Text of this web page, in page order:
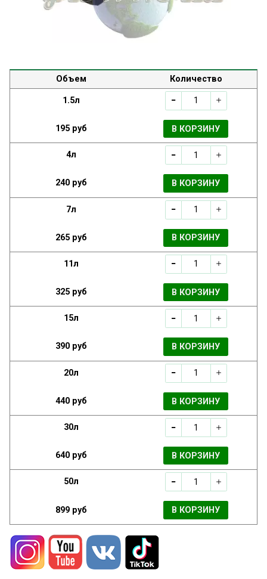
Объем Количество
1.5л
195 руб В КОРЗИНУ
4л
240 руб В КОРЗИНУ
7л
265 руб В КОРЗИНУ
11л
325 руб В КОРЗИНУ
15л
390 руб В КОРЗИНУ
20л
440 руб В КОРЗИНУ
30л
640 руб В КОРЗИНУ
50л
899 руб В КОРЗИНУ